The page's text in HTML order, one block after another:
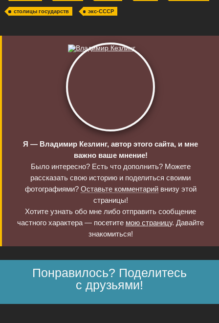
столицы государств экс-СССР
Я — Владимир Кезлинг, автор этого сайта, и мне
важно ваше мнение!
Было интересно? Есть что дополнить? Можете
рассказать свою историю и поделиться своими
фотографиями? Оставьте комментарийвнизу этой
страницы!
Хотите узнать обо мне либо отправить сообщение
частного характера — посетите мою страницу. Давайте
знакомиться!
Понравилось? Поделитесь
с друзьями!